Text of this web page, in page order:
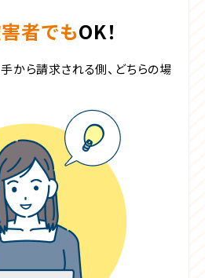
者でもOK！
から請求される側、 どちらの場